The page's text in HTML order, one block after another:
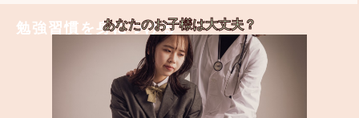
勉強習慣を身につける
あなたのお子様は大丈夫？